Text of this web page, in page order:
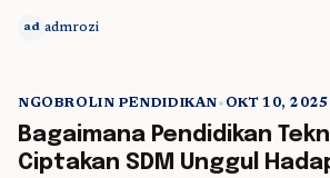
ad admrozi
NGOBROLIN PENDIDIKAN• OKT 10, 2025
Bagaimana Pendidikan
Ciptakan SDM Unggul